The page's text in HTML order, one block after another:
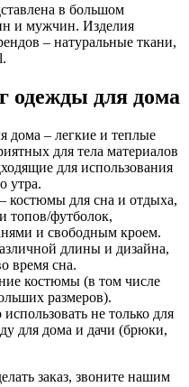
в большом
и мужчин. Изделия
– натуральные ткани,
одежды для дома
дома – легкие и теплые
для тела материалов
для использования
утра.
для сна и отдыха,
топов/футболок,
и свободным кроем.
длины и дизайна,
время сна.
костюмы (в том числе
размеров).
не только для
для дома и дачи (брюки,
заказ, звоните нашим